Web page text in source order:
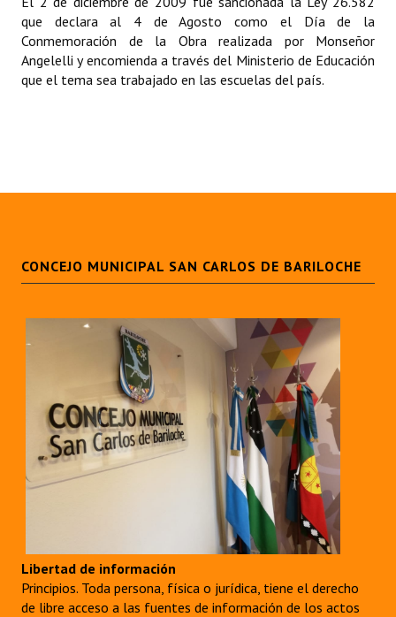
Digesto
Organigrama
DOCUMENTOS
Dictámenes Asesoría Letrada
Informes de Unidad Coordinadora
Actas de Audiencias Públicas
Comunicaciones
Declaraciones
Resoluciones
INSTITUCIONAL
Antiguos Pobladores
que declara al 4 de Agosto como el Día de la
Conmemoración de la Obra realizada por Monseñor
Angelelli y encomienda a través del Ministerio de Educación
que el tema sea trabajado en las escuelas del país.
CONCEJO MUNICIPAL SAN CARLOS DE BARILOCHE
Libertad de información
Principios. Toda persona, física o jurídica, tiene el derecho
de libre acceso a las fuentes de información de los actos